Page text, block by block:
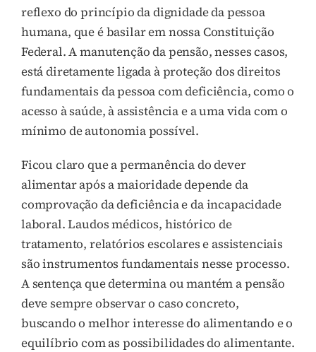
reflexo do princípio da dignidade da pessoa
humana, que é basilar em nossa Constituição
Federal. A manutenção da pensão, nesses casos,
está diretamente ligada à proteção dos direitos
fundamentais da pessoa com deficiência, como o
acesso à saúde, à assistência e a uma vida com o
mínimo de autonomia possível.
Ficou claro que a permanência do dever
alimentar após a maioridade depende da
comprovação da deficiência e da incapacidade
laboral. Laudos médicos, histórico de
tratamento, relatórios escolares e assistenciais
são instrumentos fundamentais nesse processo.
A sentença que determina ou mantém a pensão
deve sempre observar o caso concreto,
buscando o melhor interesse do alimentando e o
equilíbrio com as possibilidades do alimentante.